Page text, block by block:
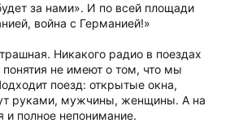
за нами». И по всей площади
война с Германией!»
Никакого радио в поездах
не имеют о том, что мы
поезд: открытые окна,
руками, мужчины, женщины. А на
и полное непонимание.